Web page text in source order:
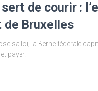
sert de courir :
de Bruxelles
sa loi, la Berne fédérale
payer.